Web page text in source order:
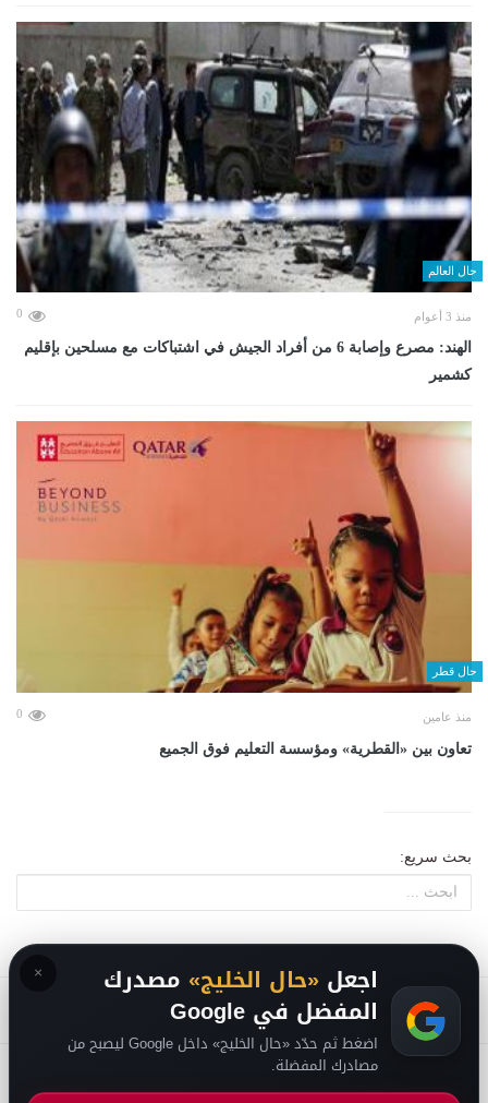
حال العالم
منذ 3 أعوام 0
الهند: مصرع وإصابة 6 من أفراد الجيش في اشتباكات مع مسلحين بإقليم
كشمير
حال قطر
منذ عامين 0
تعاون بين «القطرية» ومؤسسة التعليم فوق الجميع
بحث سريع:
سياسة الخصوصية-حقوق الملكية الفكرية DMCA
فريق التحرير
× اجعل «حال الخليج» مصدرك
المفضل في Google
اضغط ثم حدّد «حال الخليج» داخل Google ليصبح من
مصادرك المفضلة.